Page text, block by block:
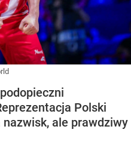
Polski
ale prawdziwy